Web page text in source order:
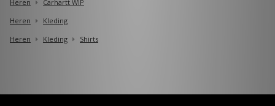
Heren
Carhartt WIP
Heren
Kleding
Heren
Kleding Shirts